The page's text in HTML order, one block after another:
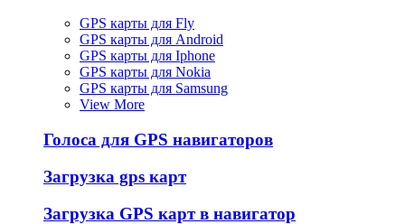
GPS карты для Fly
GPS карты для Android
GPS карты для Iphone
GPS карты для Nokia
GPS карты для Samsung
View More
Голоса для GPS навигаторов
Загрузка gps карт
Загрузка GPS карт в навигатор